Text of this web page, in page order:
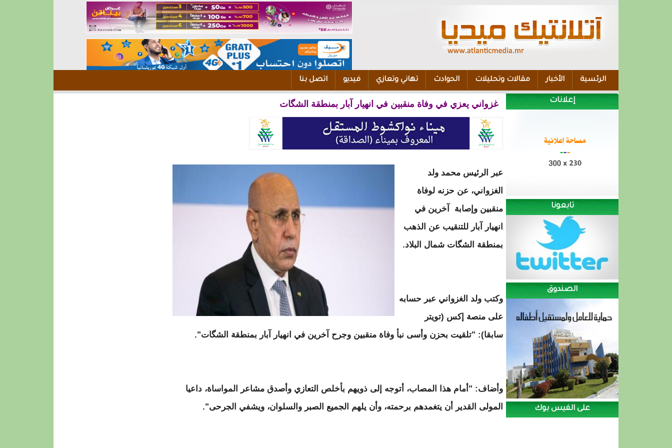
الرئسية الأخبار مقالات وتحليلات الحوادث تهاني وتعازي فيديو اتصل بنا
إعلانات
تابعونا
الصندوق
على الفيس بوك
غزواني يعزي في وفاة منقبين في انهيار آبار بمنطقة الشگات
عبر الرئيس محمد ولد
الغزواني، عن حزنه لوفاة
منقبين وإصابة آخرين في
انهيار آبار للتنقيب عن الذهب
بمنطقة الشگات شمال البلاد.
وكتب ولد الغزواني عبر حسابه
على منصة إكس (تويتر
سابقا): "تلقيت بحزن وأسى نبأ وفاة منقبين وجرح آخرين في انهيار آبار بمنطقة الشگات".
وأضاف: "أمام هذا المصاب، أتوجه إلى ذويهم بأخلص التعازي وأصدق مشاعر المواساة، داعيا
المولى القدير أن يتغمدهم برحمته، وأن يلهم الجميع الصبر والسلوان، ويشفي الجرحى".